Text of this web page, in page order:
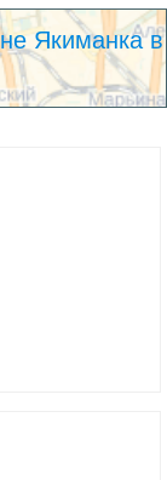
Якиманка в